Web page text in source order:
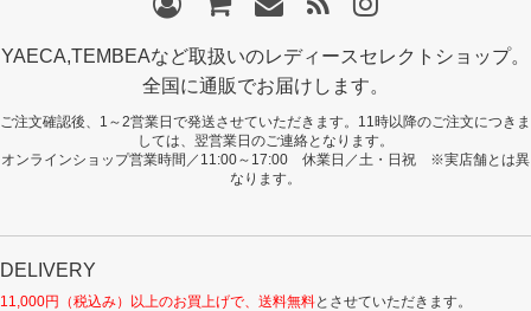
YAECA,TEMBEAなど取扱いのレディースセレクトショップ。
全国に通販でお届けします。
ご注文確認後、1～2営業日で発送させていただきます。11時以降のご注文につきま
しては、翌営業日のご連絡となります。
オンラインショップ営業時間／11:00～17:00 休業日／土・日祝 ※実店舗とは異
なります。
DELIVERY
11,000円（税込み）以上のお買上げで、送料無料とさせていただきます。